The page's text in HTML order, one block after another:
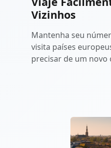
Vizinhos
Mantenha seu
visita países
precisar de um novo